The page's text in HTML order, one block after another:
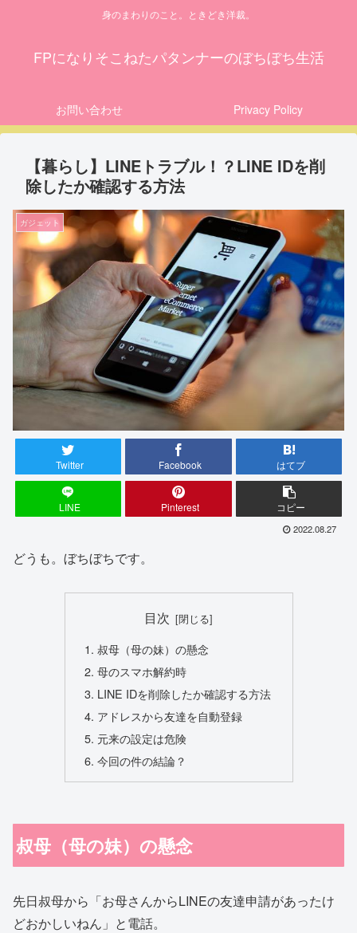
身のまわりのこと。ときどき洋裁。
FPになりそこねたパタンナーのぼちぼち生活
お問い合わせ Privacy Policy
【暮らし】LINEトラブル！？LINE IDを削
除したか確認する方法
ガジェット
Twitter Facebook はてブ
LINE Pinterest コピー
2022.08.27
どうも。ぼちぼちです。
目次
叔母（母の妹）の懸念
母のスマホ解約時
LINE IDを削除したか確認する方法
アドレスから友達を自動登録
元来の設定は危険
今回の件の結論？
叔母（母の妹）の懸念
先日叔母から「お母さんからLINEの友達申請があったけ
どおかしいねん」と電話。